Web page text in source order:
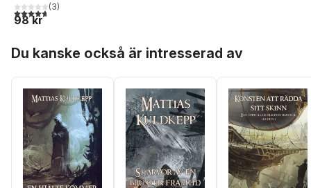
4,7utav 5 stjärnor. Totalt antal röster:
(3)
98 kr
Du kanske också är intresserad av